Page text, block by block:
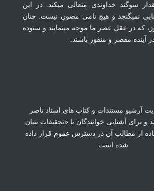
سوگند خداوندی متعالی می‏کند. در این
نمی‏گنجد و هیچ نامی‏ مصون نیست. چنان
که در عقل عصر ما موجه می‏نمایند و ستوده
آینده مقصر و منفور باشند.
آرشیو مستندات و کتاب های استاد ناصر
و برای آشنایی خوانندگان با «تحقیقات بنیان
از مطالب آن در دسترس عموم قرار داده
شده است.